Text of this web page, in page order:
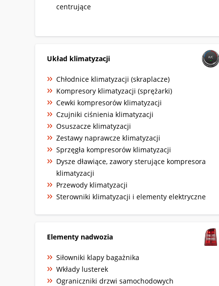
centrujące
Układ klimatyzacji
Chłodnice klimatyzacji (skraplacze)
Kompresory klimatyzacji (sprężarki)
Cewki kompresorów klimatyzacji
Czujniki ciśnienia klimatyzacji
Osuszacze klimatyzacji
Zestawy naprawcze klimatyzacji
Sprzęgła kompresorów klimatyzacji
Dysze dławiące, zawory sterujące kompresora
klimatyzacji
Przewody klimatyzacji
Sterowniki klimatyzacji i elementy elektryczne
Elementy nadwozia
Siłowniki klapy bagażnika
Wkłady lusterek
Ograniczniki drzwi samochodowych